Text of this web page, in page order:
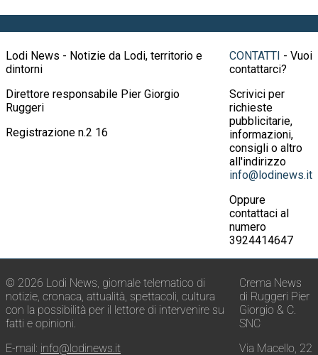
Lodi News - Notizie da Lodi, territorio e
dintorni
Direttore responsabile Pier Giorgio
Ruggeri
Registrazione n.2 16
CONTATTI - Vuoi
contattarci?
Scrivici per
richieste
pubblicitarie,
informazioni,
consigli o altro
all'indirizzo
info@lodinews.it
Oppure
contattaci al
numero
3924414647
© 2026 Lodi News, giornale telematico di
notizie, cronaca, attualità, spettacoli, cultura
con la possibilità per il lettore di intervenire su
fatti e opinioni.
E-mail: info@lodinews.it
Crema News
di Ruggeri Pier
Giorgio & C.
SNC
Via Macello, 22